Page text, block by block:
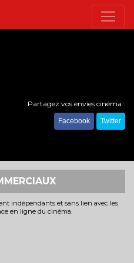
Partagez vos envies cinéma :
Facebook Twitter
indépendants et sans lien avec les
en ligne du cinéma.